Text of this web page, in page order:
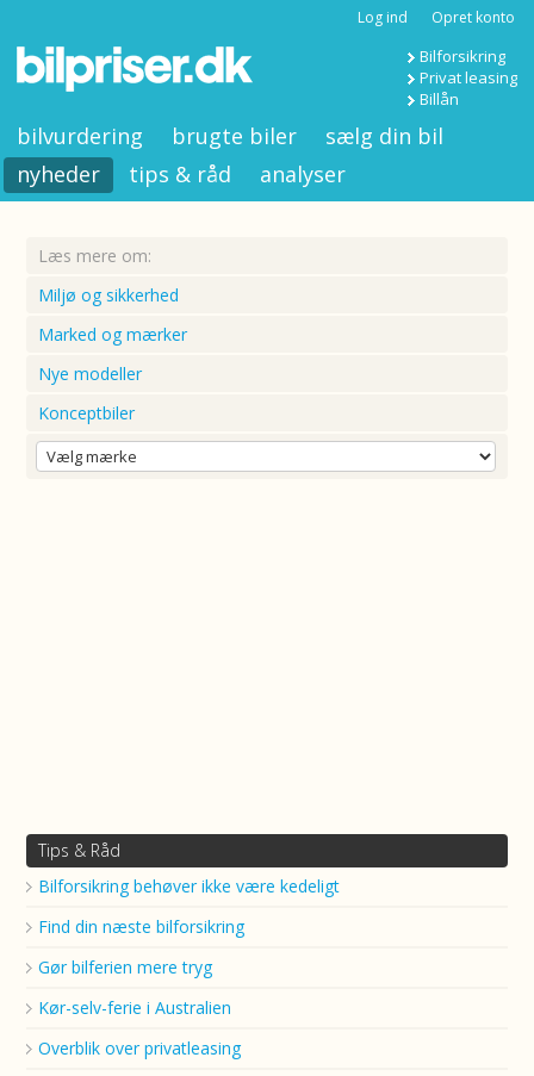
Log ind Opret konto
Bilforsikring
Privat leasing
Billån
bilvurdering brugte biler
sælg din bil
nyheder
tips & råd analyser
Læs mere om:
Miljø og sikkerhed
Marked og mærker
Nye modeller
Konceptbiler
Tips & Råd
Bilforsikring behøver ikke være kedeligt
Find din næste bilforsikring
Gør bilferien mere tryg
Kør-selv-ferie i Australien
Overblik over privatleasing